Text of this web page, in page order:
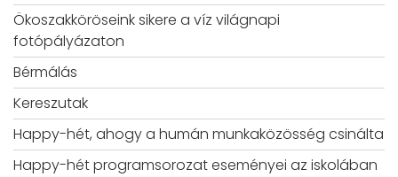
Ökoszakköröseink sikere a víz világnapi
fotópályázaton
Bérmálás
Kereszutak
Happy-hét, ahogy a humán munkaközösség csinálta
Happy-hét programsorozat eseményei az iskolában